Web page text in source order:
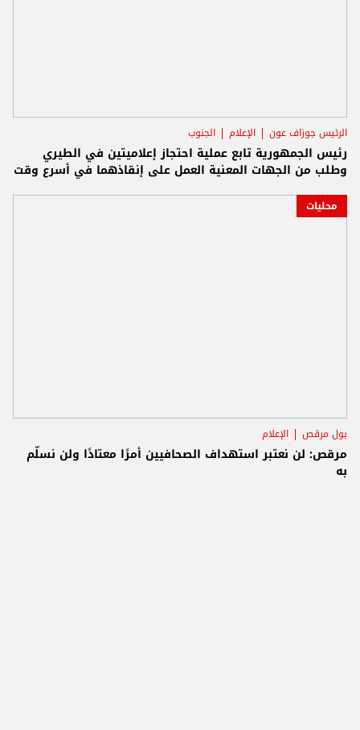
الرئيس جوزاف عون الإعلام الجنوب
رئيس الجمهورية تابع عملية احتجاز إعلاميتين في الطيري
وطلب من الجهات المعنية العمل على إنقاذهما في أسرع وقت
محليات
بول مرقص الإعلام
مرقص: لن نعتبر استهداف الصحافيين أمرًا معتادًا ولن نسلّم
به